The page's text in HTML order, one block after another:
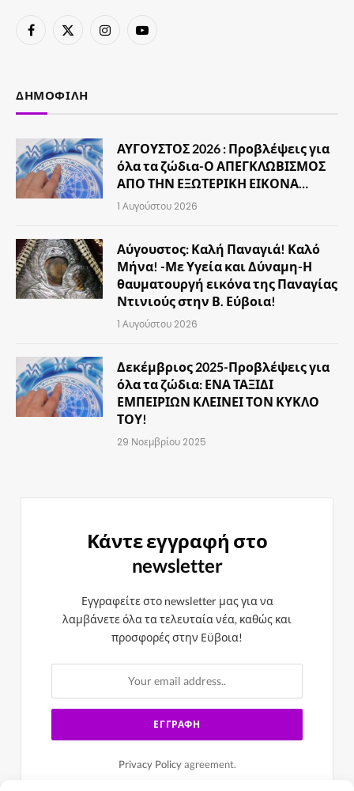
Facebook
X
InstagramYouTube
ΔΗΜΟΦΙΛΉ
ΑΥΓΟΥΣΤΟΣ 2026 : Προβλέψεις για
όλα τα ζώδια-Ο ΑΠΕΓΚΛΩΒΙΣΜΟΣ
ΑΠΟ ΤΗΝ ΕΞΩΤΕΡΙΚΗ ΕΙΚΟΝΑ…
1 Αυγούστου 2026
Αύγουστος: Καλή Παναγιά! Καλό
Μήνα! -Με Υγεία και Δύναμη-Η
θαυματουργή εικόνα της Παναγίας
Ντινιούς στην Β. Εύβοια!
1 Αυγούστου 2026
Δεκέμβριος 2025-Προβλέψεις για
όλα τα ζώδια: ΕΝΑ ΤΑΞΙΔΙ
ΕΜΠΕΙΡΙΩΝ ΚΛΕΙΝΕΙ ΤΟΝ ΚΥΚΛΟ
ΤΟΥ!
29 Νοεμβρίου 2025
Κάντε εγγραφή στο
newsletter
Εγγραφείτε στο newsletter μας για να
λαμβάνετε όλα τα τελευταία νέα, καθώς και
προσφορές στην Εϋβοια!
Privacy Policyagreement.